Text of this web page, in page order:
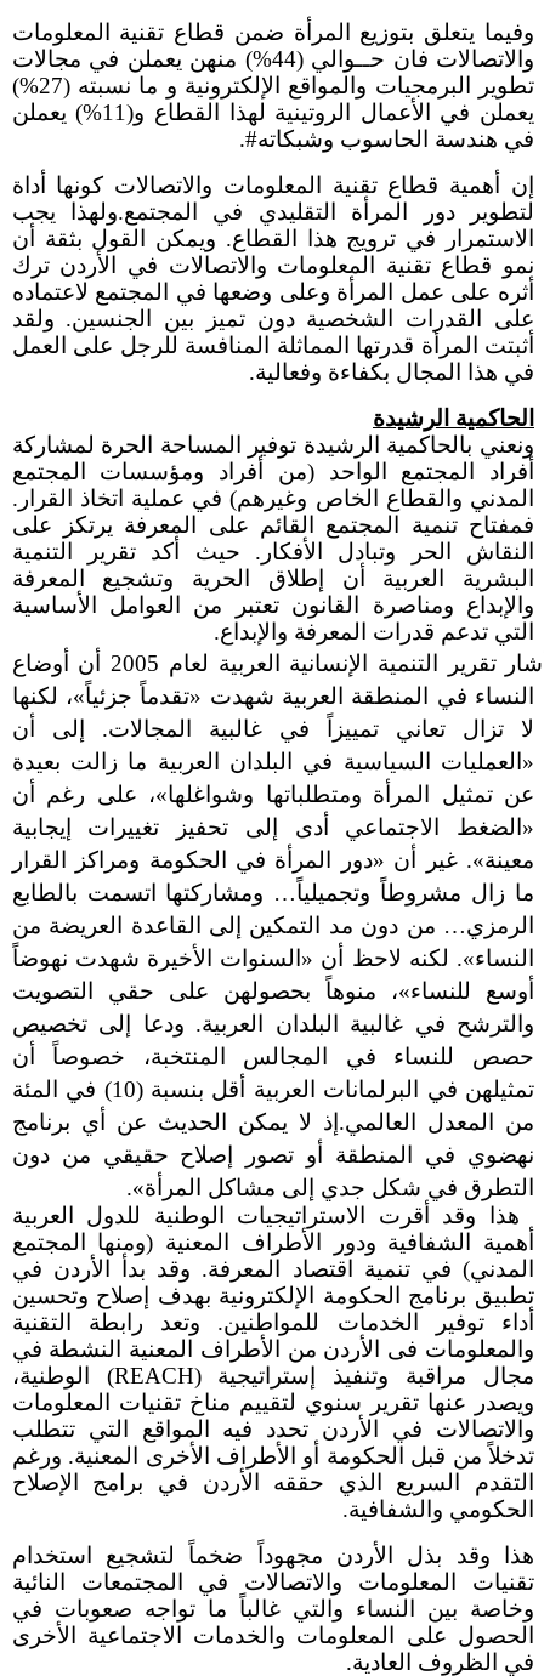
وفيما يتعلق بتوزيع المرأة ضمن قطاع تقنية المعلومات
والاتصالات فان حــوالي (44%) منهن يعملن في مجالات
تطوير البرمجيات والمواقع الإلكترونية و ما نسبته (27%)
يعملن في الأعمال الروتينية لهذا القطاع و(11%) يعملن
في هندسة الحاسوب وشبكاته#.
إن أهمية قطاع تقنية المعلومات والاتصالات كونها أداة
لتطوير دور المرأة التقليدي في المجتمع.ولهذا يجب
الاستمرار في ترويج هذا القطاع. ويمكن القول بثقة أن
نمو قطاع تقنية المعلومات والاتصالات في الأردن ترك
أثره على عمل المرأة وعلى وضعها في المجتمع لاعتماده
على القدرات الشخصية دون تميز بين الجنسين. ولقد
أثبتت المرأة قدرتها المماثلة المنافسة للرجل على العمل
في هذا المجال بكفاءة وفعالية.
الحاكمية الرشيدة
ونعني بالحاكمية الرشيدة توفير المساحة الحرة لمشاركة
أفراد المجتمع الواحد (من أفراد ومؤسسات المجتمع
المدني والقطاع الخاص وغيرهم) في عملية اتخاذ القرار.
فمفتاح تنمية المجتمع القائم على المعرفة يرتكز على
النقاش الحر وتبادل الأفكار. حيث أكد تقرير التنمية
البشرية العربية أن إطلاق الحرية وتشجيع المعرفة
والإبداع ومناصرة القانون تعتبر من العوامل الأساسية
التي تدعم قدرات المعرفة والإبداع.
وقد أشار تقرير التنمية الإنسانية العربية لعام 2005 أن أوضاع
النساء في المنطقة العربية شهدت «تقدماً جزئياً»، لكنها
لا تزال تعاني تمييزاً في غالبية المجالات. إلى أن
«العمليات السياسية في البلدان العربية ما زالت بعيدة
عن تمثيل المرأة ومتطلباتها وشواغلها»، على رغم أن
«الضغط الاجتماعي أدى إلى تحفيز تغييرات إيجابية
معينة». غير أن «دور المرأة في الحكومة ومراكز القرار
ما زال مشروطاً وتجميلياً… ومشاركتها اتسمت بالطابع
الرمزي… من دون مد التمكين إلى القاعدة العريضة من
النساء». لكنه لاحظ أن «السنوات الأخيرة شهدت نهوضاً
أوسع للنساء»، منوهاً بحصولهن على حقي التصويت
والترشح في غالبية البلدان العربية. ودعا إلى تخصيص
حصص للنساء في المجالس المنتخبة، خصوصاً أن
تمثيلهن في البرلمانات العربية أقل بنسبة (10) في المئة
من المعدل العالمي.إذ لا يمكن الحديث عن أي برنامج
نهضوي في المنطقة أو تصور إصلاح حقيقي من دون
التطرق في شكل جدي إلى مشاكل المرأة».
هذا وقد أقرت الاستراتيجيات الوطنية للدول العربية
أهمية الشفافية ودور الأطراف المعنية (ومنها المجتمع
المدني) في تنمية اقتصاد المعرفة. وقد بدأ الأردن في
تطبيق برنامج الحكومة الإلكترونية بهدف إصلاح وتحسين
أداء توفير الخدمات للمواطنين. وتعد رابطة التقنية
والمعلومات فى الأردن من الأطراف المعنية النشطة في
مجال مراقبة وتنفيذ إستراتيجية (REACH) الوطنية،
ويصدر عنها تقرير سنوي لتقييم مناخ تقنيات المعلومات
والاتصالات في الأردن تحدد فيه المواقع التي تتطلب
تدخلاً من قبل الحكومة أو الأطراف الأخرى المعنية. ورغم
التقدم السريع الذي حققه الأردن في برامج الإصلاح
الحكومي والشفافية.
هذا وقد بذل الأردن مجهوداً ضخماً لتشجيع استخدام
تقنيات المعلومات والاتصالات في المجتمعات النائية
وخاصة بين النساء والتي غالباً ما تواجه صعوبات في
الحصول على المعلومات والخدمات الاجتماعية الأخرى
في الظروف العادية.